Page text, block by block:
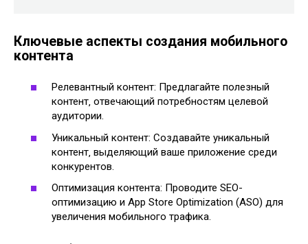
Ключевые аспекты создания мобильного
контента
Релевантный контент: Предлагайте полезный
контент‚ отвечающий потребностям целевой
аудитории.
Уникальный контент: Создавайте уникальный
контент‚ выделяющий ваше приложение среди
конкурентов.
Оптимизация контента: Проводите SEO-
оптимизацию и App Store Optimization (ASO) для
увеличения мобильного трафика.